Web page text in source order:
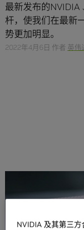
最新发布的
杆，使我们在最新
势更加明显。
2022年4月6日 作者 英伟
NVIDIA 及其第三